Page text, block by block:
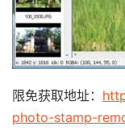
限免获取地址：
photo-stamp-